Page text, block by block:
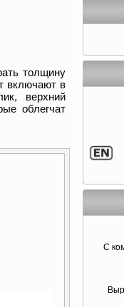
толщину
включают в
верхний
облегчат
С